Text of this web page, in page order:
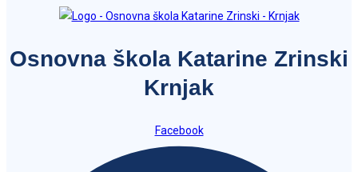
Osnovna škola Katarine Zrinski
Krnjak
Facebook